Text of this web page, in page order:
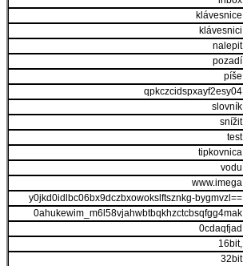
klávesnice
klávesnici
nalepit
pozadí
píše
qpkczcidspxayf2esy04
slovník
snížit
test
tipkovnica
vodu
www.imega
y0jkd0idlbc06bx9dczbxowokslftsznkg-bygmvzl==
0ahukewim_m6l58vjahwbtbqkhzctcbsqfgg4mak
0cdaqfjad
16bit,
32bit